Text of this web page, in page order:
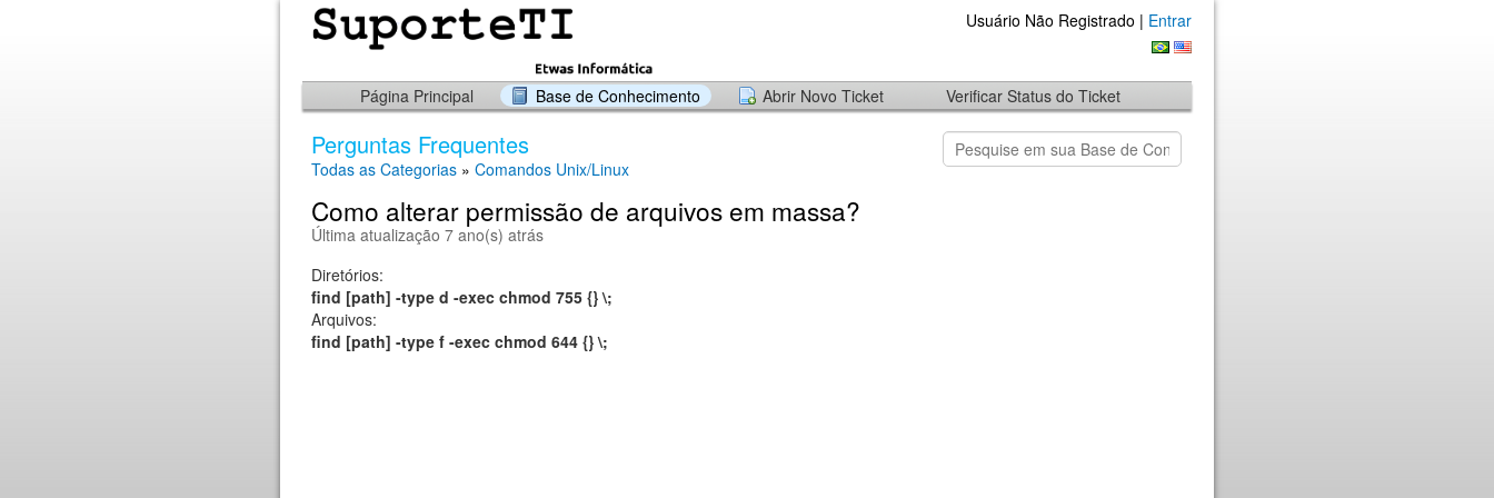
Usuário Não Registrado | Entrar
Página Principal Base de Conhecimento Abrir Novo Ticket Verificar Status do Ticket
Perguntas Frequentes
Todas as Categorias » Comandos Unix/Linux
Como alterar permissão de arquivos em massa?
Última atualização 7 ano(s) atrás
Diretórios:
find [path] -type d -exec chmod 755 {} \;
Arquivos:
find [path] -type f -exec chmod 644 {} \;